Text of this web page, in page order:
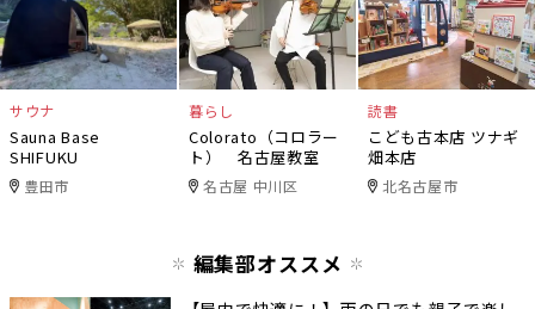
サウナ
Sauna Base
SHIFUKU
豊田市
暮らし
Colorato（コロラー
ト） 名古屋教室
名古屋 中川区
読書
こども古本店 ツナギ
畑本店
北名古屋市
編集部オススメ